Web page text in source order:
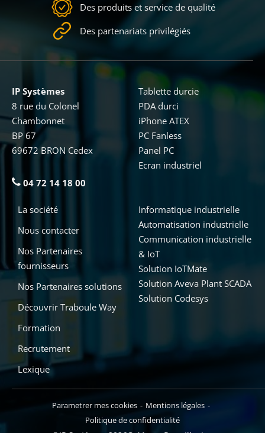
Des produits et service de qualité
Des partenariats privilégiés
IP Systèmes
8 rue du Colonel
Chambonnet
BP 67
69672 BRON Cedex
04 72 14 18 00
Informatique industrielle
Automatisation industrielle
Communication industrielle
& IoT
Solution IoTMate
Solution Aveva Plant SCADA
Solution Codesys
Tablette durcie
PDA durci
iPhone ATEX
PC Fanless
Panel PC
Ecran industriel
La société
Nous contacter
Nos Partenaires
fournisseurs
Nos Partenaires solutions
Découvrir Traboule Way
Formation
Recrutement
Lexique
Parametrer mes cookies
Mentions légales
Politique de confidentialité